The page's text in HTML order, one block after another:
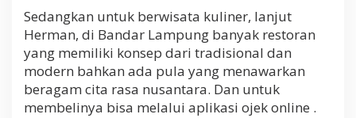
Sedangkan untuk berwisata kuliner, lanjut
Herman, di Bandar Lampung banyak restoran
yang memiliki konsep dari tradisional dan
modern bahkan ada pula yang menawarkan
beragam cita rasa nusantara. Dan untuk
membelinya bisa melalui aplikasi ojek online .